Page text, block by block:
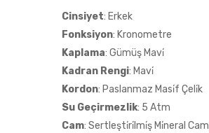
Cinsiyet: Erkek
Fonksiyon: Kronometre
Kaplama: Gümüş Mavi̇
Kadran Rengi: Mavi̇
Kordon: Paslanmaz Masi̇f Çeli̇k
Su Geçirmezlik: 5 Atm
Cam: Sertleşti̇ri̇lmi̇ş Mi̇neral Cam